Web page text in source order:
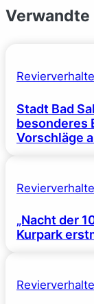
Verwandte
Stadt Bad
besonderes
Vorschläge
„Nacht der
Kurpark